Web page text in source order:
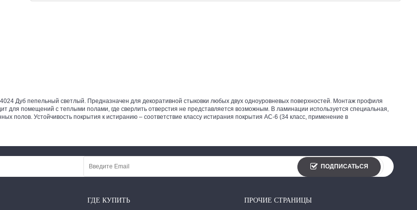
Дуб пепельный светлый. Предназначен для декоративной стыковки любых двух одноуровневых поверхностей. Монтаж профиля
для помещений с теплыми полами, где сверлить отверстия не представляется возможным. В ламинации используется специальная,
полов. Устойчивость покрытия к истиранию – соответствие классу истирания покрытия АС-6 (34 класс, применение в
ПОДПИСАТЬСЯ
ГДЕ КУПИТЬ ПРОЧИЕ СТРАНИЦЫ